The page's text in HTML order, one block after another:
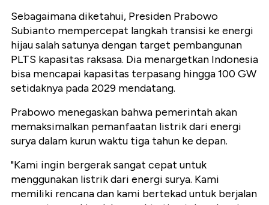
Sebagaimana diketahui, Presiden Prabowo
Subianto mempercepat langkah transisi ke energi
hijau salah satunya dengan target pembangunan
PLTS kapasitas raksasa. Dia menargetkan Indonesia
bisa mencapai kapasitas terpasang hingga 100 GW
setidaknya pada 2029 mendatang.
Prabowo menegaskan bahwa pemerintah akan
memaksimalkan pemanfaatan listrik dari energi
surya dalam kurun waktu tiga tahun ke depan.
"Kami ingin bergerak sangat cepat untuk
menggunakan listrik dari energi surya. Kami
memiliki rencana dan kami bertekad untuk berjalan